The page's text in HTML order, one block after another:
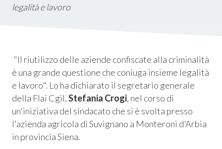
legalità e lavoro
"Il riutilizzo delle aziende confiscate alla criminalità
è una grande questione che coniuga insieme legalità
e lavoro". Lo ha dichiarato il segretario generale
della Flai Cgil,Stefania Crogi, nel corso di
un'iniziativa del sindacato che si è svolta presso
l'azienda agricola di Suvignano a Monteroni d'Arbia
in provincia Siena.